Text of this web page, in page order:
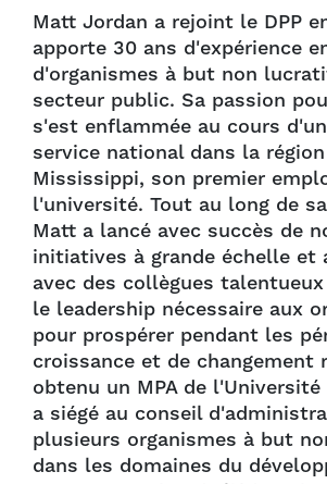
Matt Jordan a rejoint le DPP
apporte 30 ans d'expérience
d'organismes à but non
secteur public. Sa passion
s'est enflammée au cours
service national dans la
Mississippi, son premier
l'université. Tout au long de
Matt a lancé avec succès de
initiatives à grande échelle et
avec des collègues
le leadership nécessaire aux
pour prospérer pendant les
croissance et de changement
obtenu un MPA de
a siégé au conseil
plusieurs organismes à but
dans les domaines du